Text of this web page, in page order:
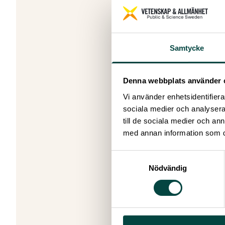
Samtycke
Denna webbplats använder
Vi använder
sociala medier och
till de sociala medier och
med annan information som
Nödvändig
Eventet
engagera!
Det är
Aslan
till Börsen.
Han är
och
hos
Alice